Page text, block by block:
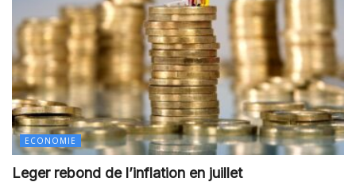
ECONOMIE
Leger rebond de l’inflation en juillet